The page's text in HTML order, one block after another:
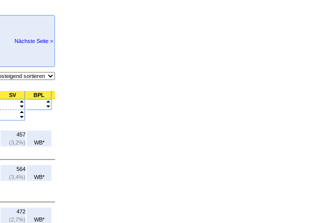
Nächste Seite >
SV BPL
457
(3,2%)
WB*
564
(3,4%)
WB*
472
(2,7%)
WB*